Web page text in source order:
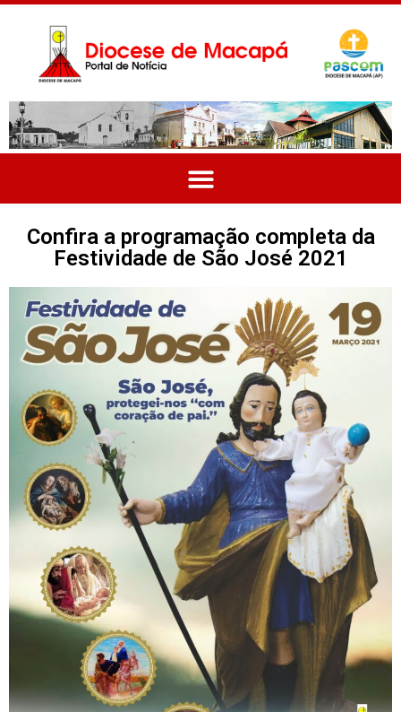
Confira a programação completa da
Festividade de São José 2021